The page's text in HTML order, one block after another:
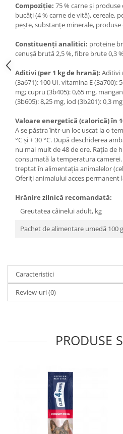
Compoziție: 75 % carne și
bucăți (4 % carne de vită), cereale,
pește, substanțe minerale,
Constituenţi analitici: proteine
cenuşă brută 2,5 %, fibre brute 0,3
Aditivi (per 1 kg de hrană): Aditivi
(3а671): 100 UI, vitamina Е (3а700):
mg; cupru (3b405): 0,65 mg,
(3b605): 8,25 mg, iod (3b201): 0,3
Valoare energetică (calorică) în
A se păstra într-un loc uscat la o
°C și + 30 °C. După deschiderea
nu mai mult de 48 de ore. Rația de
consumată la temperatura
treptat în alimentația animalelor
Oferiți animalului acces permanent
Hrănire zilnică recomandată:
Greutatea câinelui adult, kg
Pachet de alimentare umedă 100
Caracteristici
Review-uri(0)
PRODUSE